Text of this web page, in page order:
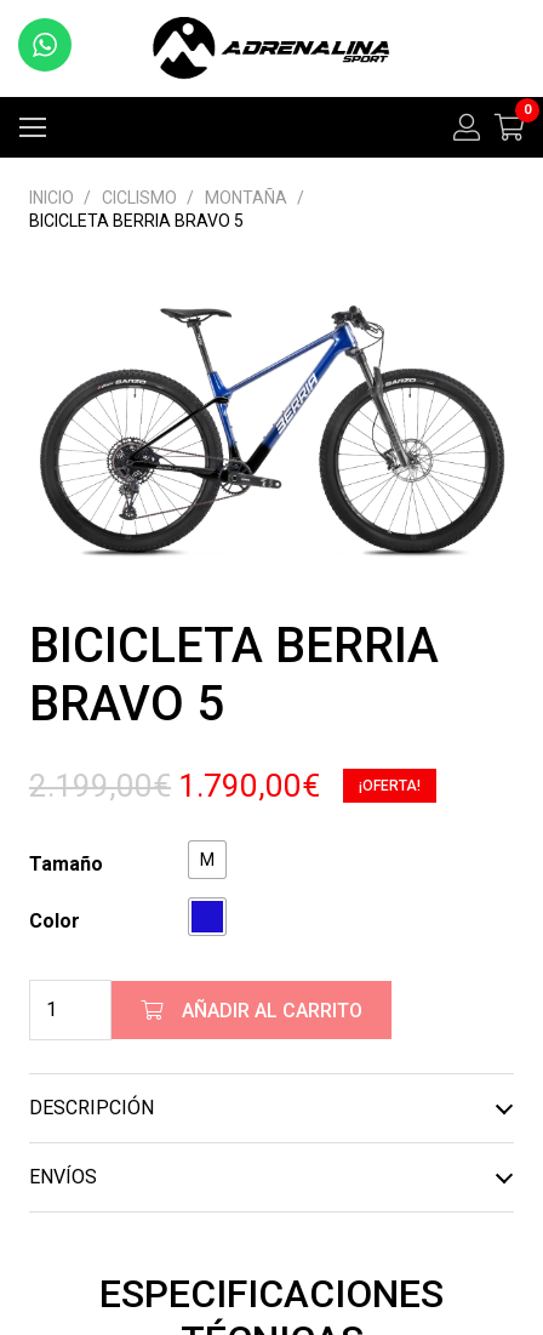
0
INICIO / CICLISMO / MONTAÑA
/
BICICLETA BERRIA BRAVO 5
BICICLETA BERRIA
BRAVO 5
2.199,00€ El
original
era:
1.790,00€ ¡OFERTA!
Tamaño M
Color
5
AÑADIR AL CARRITO
DESCRIPCIÓN
ENVÍOS
ESPECIFICACIONES